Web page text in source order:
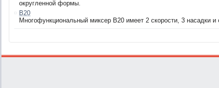
округленной формы.
B20
Многофункциональный миксер В20 имеет 2 скорости, 3 насадки